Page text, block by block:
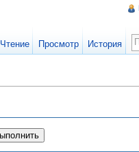
Чтение Просмотр История